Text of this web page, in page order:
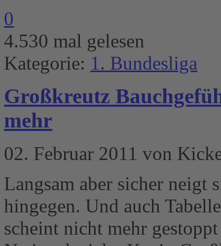
0
4.530 mal gelesen
Kategorie: 1. Bundesliga
Großkreutz
mehr
02. Februar 2011 von
Langsam aber sicher neigt
hingegen. Und auch
scheint nicht mehr